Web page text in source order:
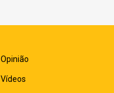
Opinião
Vídeos